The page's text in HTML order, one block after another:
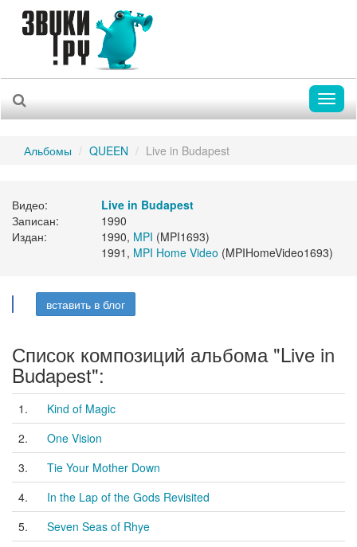
Альбомы QUEEN Live in Budapest
Видео:
Live in Budapest
Записан:
1990
Издан:
1990, MPI (MPI1693)
1991, MPI Home Video (MPIHomeVideo1693)
вставить в блог
Список композиций альбома "Live in
Budapest":
1.
Kind of Magic
2.
One Vision
3.
Tie Your Mother Down
4.
In the Lap of the Gods Revisited
5.
Seven Seas of Rhye